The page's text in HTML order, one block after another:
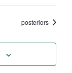
Esdeveniments
posteriors